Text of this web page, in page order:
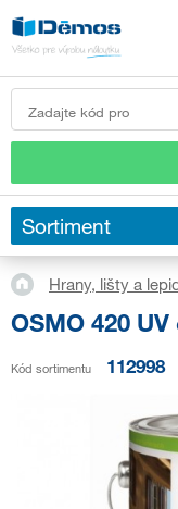
Sortiment
Hrany, lišty a
OSMO 420
Kód sortimentu 112998